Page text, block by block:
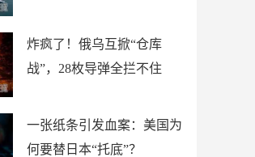
炸疯了！俄乌互掀“仓库
战”，28枚导弹全拦不住
一张纸条引发血案：美国为
何要替日本“托底”？